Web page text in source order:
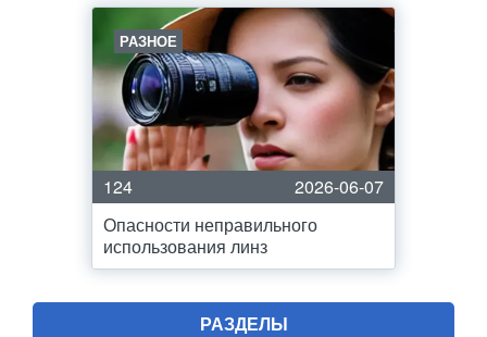
РАЗНОЕ
124
2026-06-07
Опасности неправильного
использования линз
РАЗДЕЛЫ